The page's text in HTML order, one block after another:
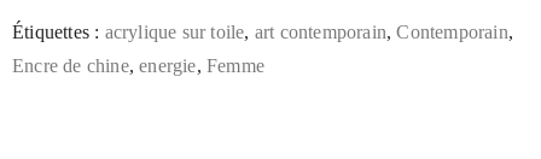
Étiquettes : acrylique sur toile, art contemporain,Contemporain,
Encre de chine,energie,Femme